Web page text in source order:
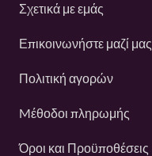
Σχετικά με εμάς
Επικοινωνήστε μαζί μας
Πολιτική αγορών
Mέθοδοι πληρωμής
Όροι και Προϋποθέσεις